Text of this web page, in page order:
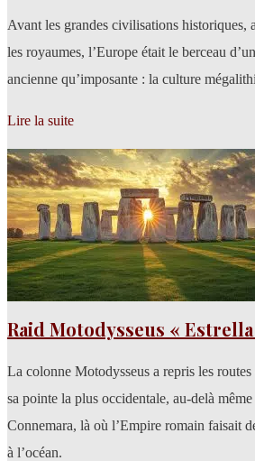
Avant les grandes civilisations historiques,
les royaumes, l’Europe était le berceau
ancienne qu’imposante : la culture
Lire la suite
Raid Motodysseus « Estrella
La colonne Motodysseus a repris les routes
sa pointe la plus occidentale, au-delà même
Connemara, là où l’Empire romain faisait
à l’océan.